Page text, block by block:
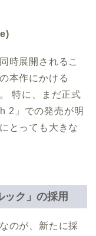
時展開されるこ
本作にかける
特に、まだ正式
2」での発売が明
とっても大きな
ック」の採用
のが、新たに採